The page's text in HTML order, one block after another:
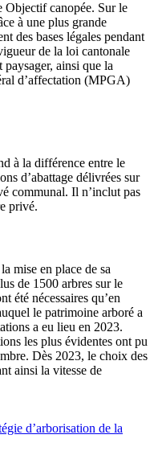
Objectif canopée. Sur le
à une plus grande
des bases légales pendant
de la loi cantonale
ainsi que la
d’affectation (MPGA)
à la différence entre le
d’abattage délivrées sur
communal. Il n’inclut pas
privé.
mise en place de sa
de 1500 arbres sur le
été nécessaires qu’en
le patrimoine arboré a
a eu lieu en 2023.
les plus évidentes ont pu
Dès 2023, le choix des
ainsi la vitesse de
d’arborisation de la